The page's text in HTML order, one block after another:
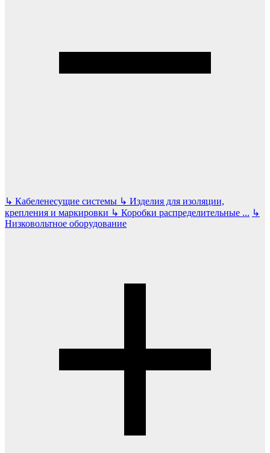
↳ Кабеленесущие системы ↳ Изделия для изоляции,
крепления и маркировки ↳ Коробки распределительные ... ↳
Низковольтное оборудование